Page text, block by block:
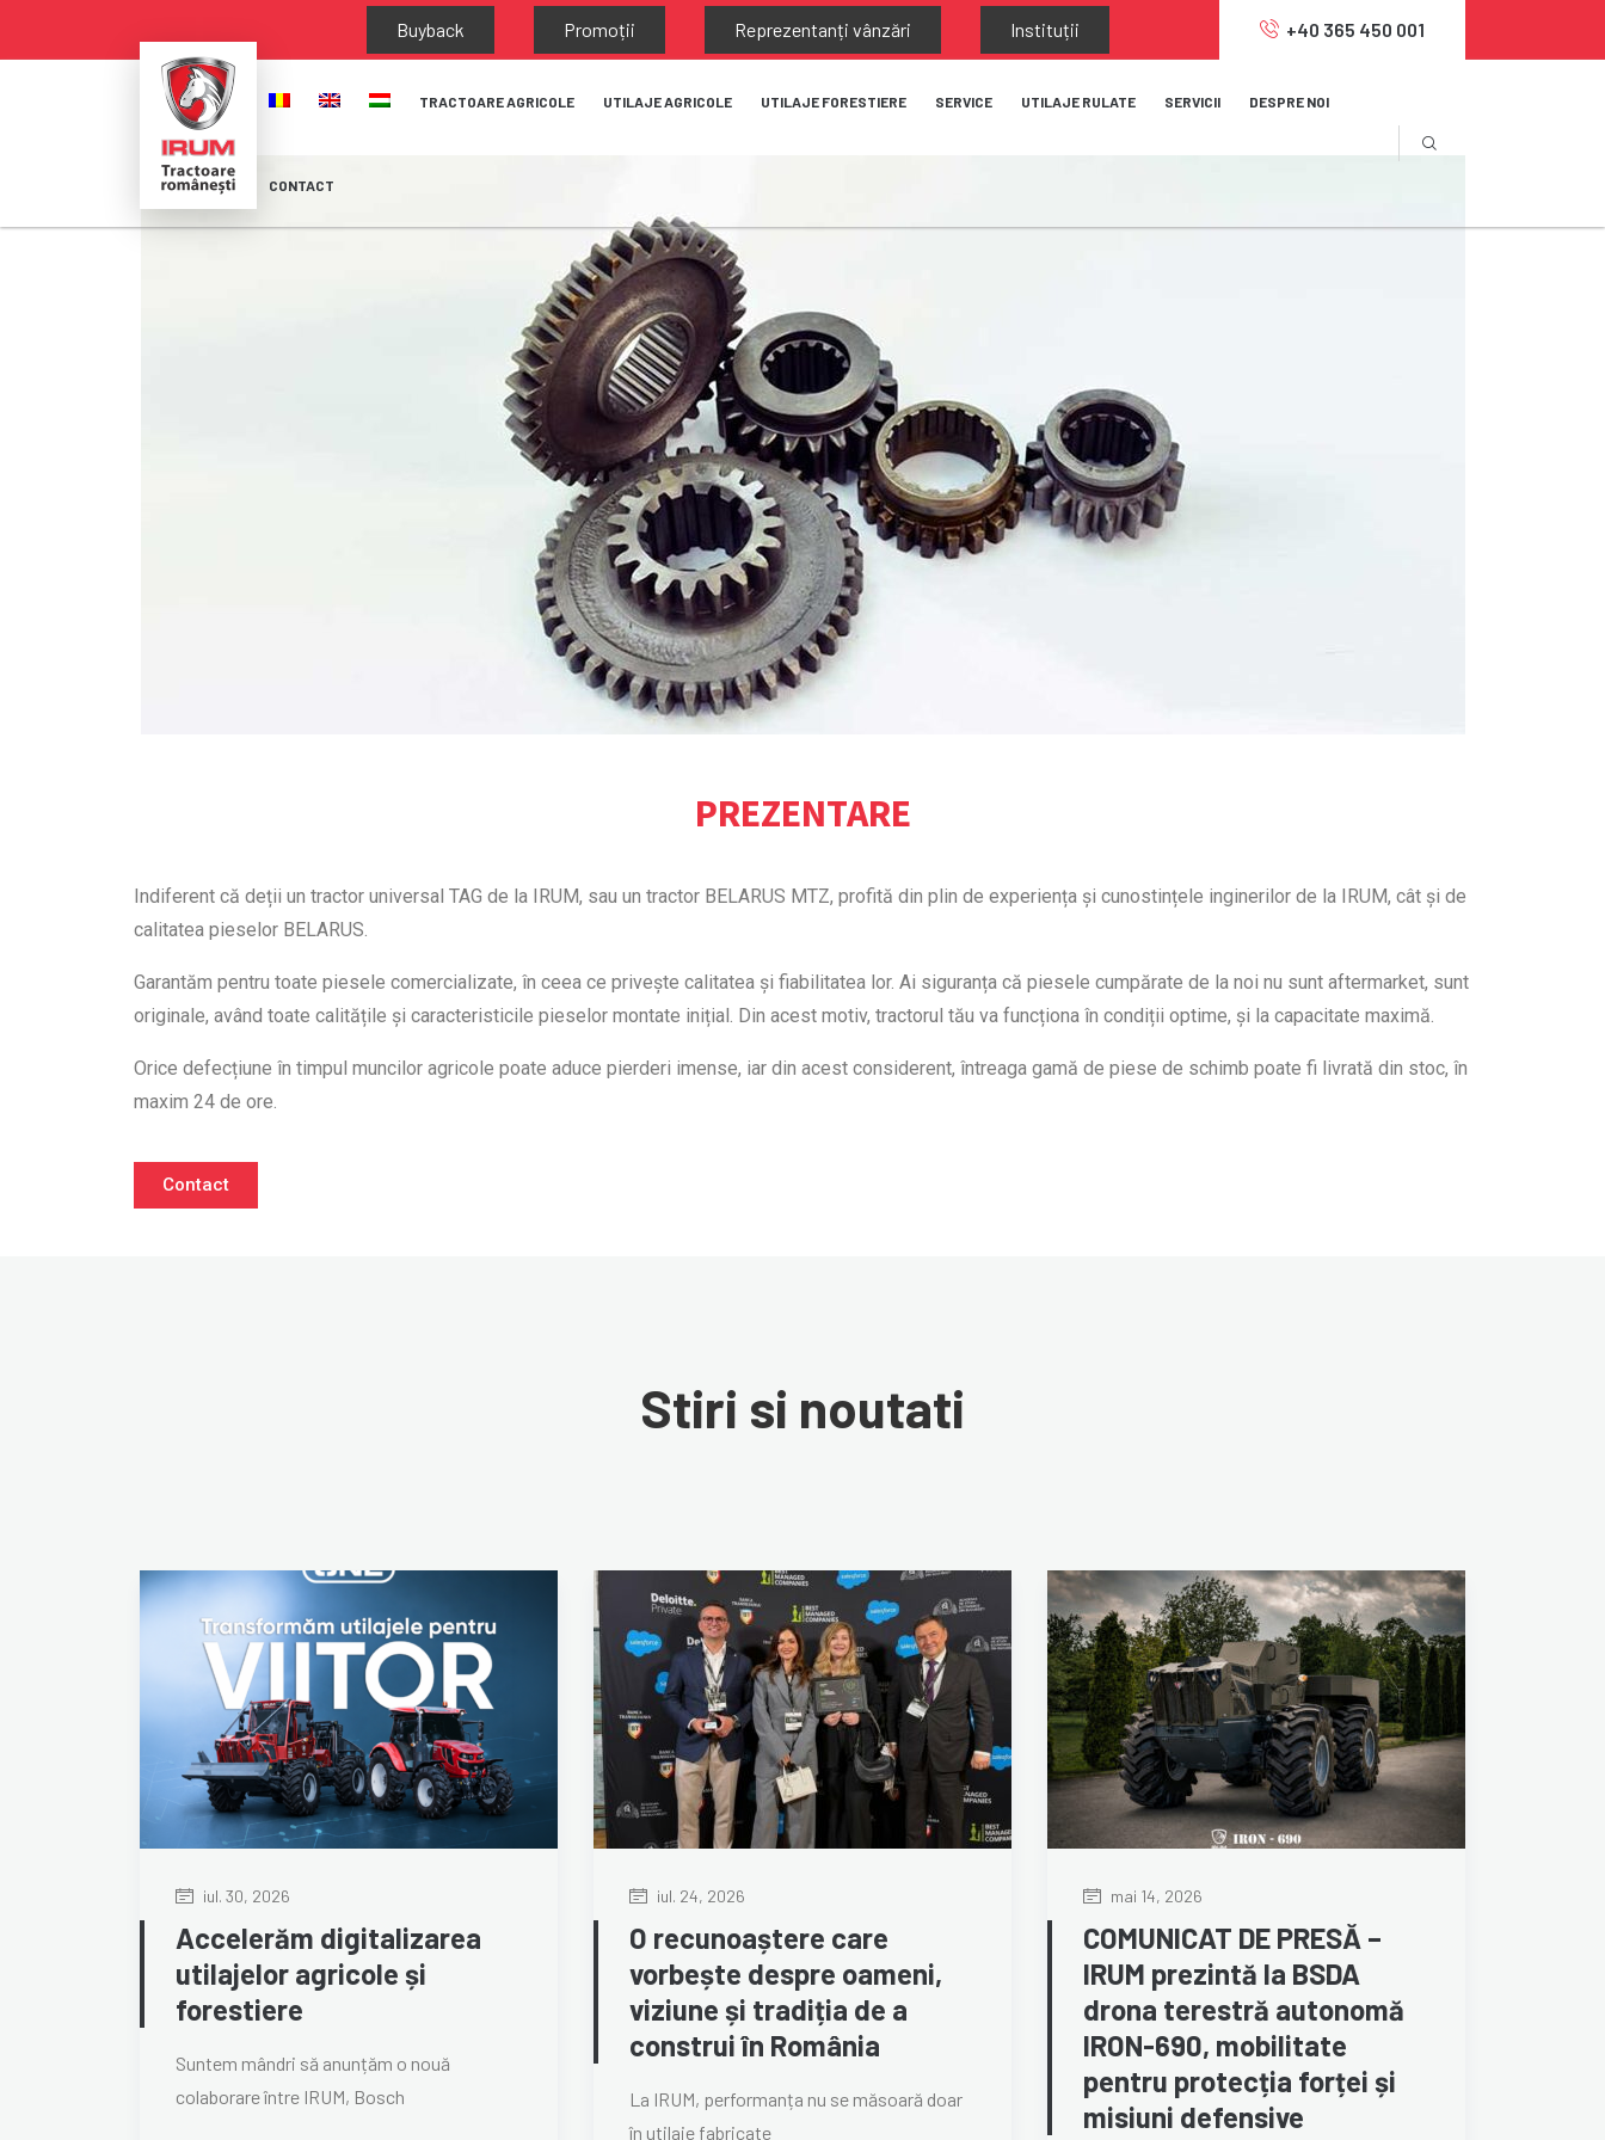
Buyback Promoții Reprezentanți vânzări Instituții +40 365 450 001
TRACTOARE AGRICOLE UTILAJE AGRICOLE UTILAJE FORESTIERE SERVICE UTILAJE RULATE SERVICII DESPRE NOI
CONTACT
PREZENTARE
Indiferent că deții un tractor universal TAG de la IRUM, sau un tractor BELARUS MTZ, profită din plin de experiența și cunostințele inginerilor de la IRUM, cât și de
calitatea pieselor BELARUS.
Garantăm pentru toate piesele comercializate, în ceea ce privește calitatea și fiabilitatea lor. Ai siguranța că piesele cumpărate de la noi nu sunt aftermarket, sunt
originale, având toate calitățile și caracteristicile pieselor montate inițial. Din acest motiv, tractorul tău va funcționa în condiții optime, și la capacitate maximă.
Orice defecțiune în timpul muncilor agricole poate aduce pierderi imense, iar din acest considerent, întreaga gamă de piese de schimb poate fi livrată din stoc, în
maxim 24 de ore.
Contact
Stiri si noutati
iul. 30, 2026
Accelerăm digitalizarea
utilajelor agricole și
forestiere
Suntem mândri să anunțăm o nouă
colaborare între IRUM, Bosch
iul. 24, 2026
O recunoaștere care
vorbește despre oameni,
viziune și tradiția de a
construi în România
La IRUM, performanța nu se măsoară doar
în utilaje fabricate
mai 14, 2026
COMUNICAT DE PRESĂ –
IRUM prezintă la BSDA
drona terestră autonomă
IRON-690, mobilitate
pentru protecția forței și
misiuni defensive